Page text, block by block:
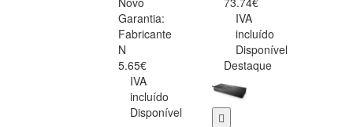
Garantia:
Fabricante
N
5.65€
IVA
incluído
Disponível
IVA
incluído
Disponível
Destaque